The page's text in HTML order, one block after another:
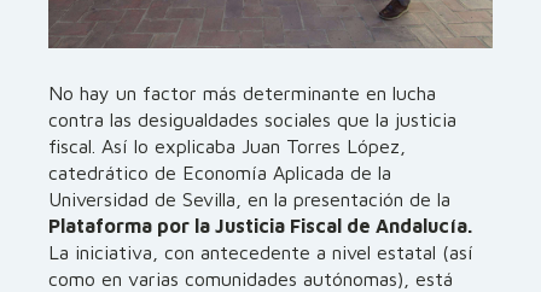
No hay un factor más determinante en lucha
contra las desigualdades sociales que la justicia
fiscal. Así lo explicaba Juan Torres López,
catedrático de Economía Aplicada de la
Universidad de Sevilla, en la presentación de la
Plataforma por la Justicia Fiscal de Andalucía.
La iniciativa, con antecedente a nivel estatal (así
como en varias comunidades autónomas), está